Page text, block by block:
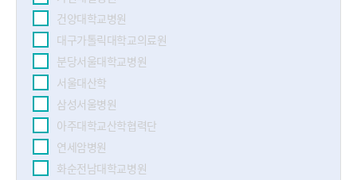
건양대학교병원
대구가톨릭대학교의료원
분당서울대학교병원
서울대산학
삼성서울병원
아주대학교산학협력단
연세암병원
화순전남대학교병원